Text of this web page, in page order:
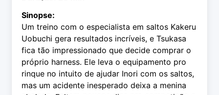
Sinopse:
Um treino com o especialista em saltos Kakeru
Uobuchi gera resultados incríveis, e Tsukasa
fica tão impressionado que decide comprar o
próprio harness. Ele leva o equipamento pro
rinque no intuito de ajudar Inori com os saltos,
mas um acidente inesperado deixa a menina